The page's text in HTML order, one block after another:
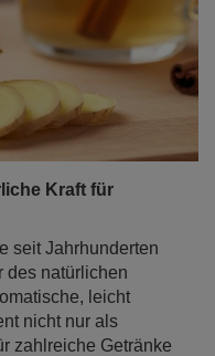
Kraft für
seit Jahrhunderten
des natürlichen
leicht
nicht nur als
zahlreiche Getränke